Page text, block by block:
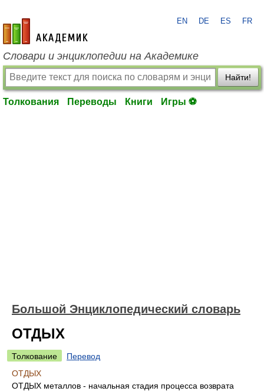
academic.ru
EN DE ES FR
Словари и энциклопедии на Академике
Найти!
Толкования Переводы Книги Игры ⚽
Большой Энциклопедический словарь
ОТДЫХ
Толкование
Перевод
ОТДЫХ
ОТДЫХ металлов - начальная стадия процесса возврата